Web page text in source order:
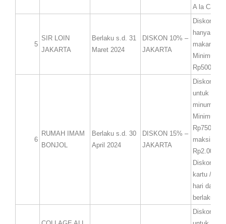
A la Carte.
5
SIR LOIN
JAKARTA
Berlaku s.d. 31
Maret 2024
DISKON 10% –
JAKARTA
Diskon
hanya
makanan.
Minimum
6
RUMAH IMAM
BONJOL
Berlaku s.d. 30
April 2024
DISKON 15% –
JAKARTA
Diskon
untuk
minuman.
Minimum
Diskon
kartu /
hari dan
berlaku
Diskon